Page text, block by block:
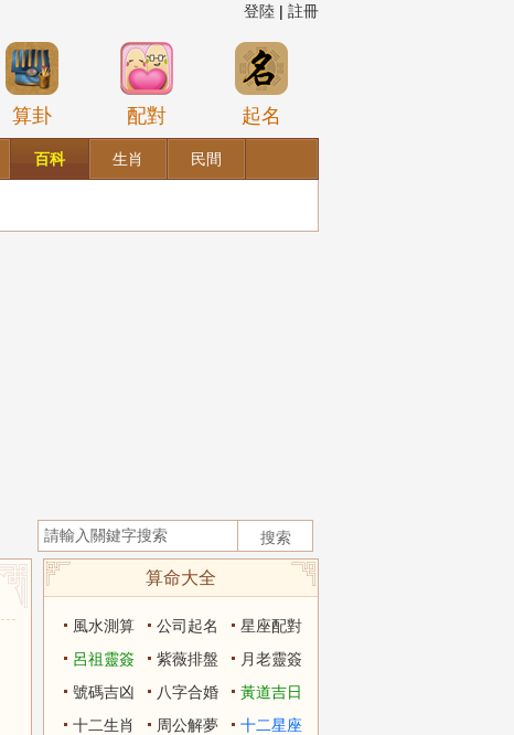
登陸 | 註冊
算卦 配對 起名
百科 生肖 民間
算命大全
風水測算 公司起名
星座配對
呂祖靈簽
紫薇排盤
月老靈簽
號碼吉凶
八字合婚
黃道吉日
十二生肖
周公解夢
十二星座